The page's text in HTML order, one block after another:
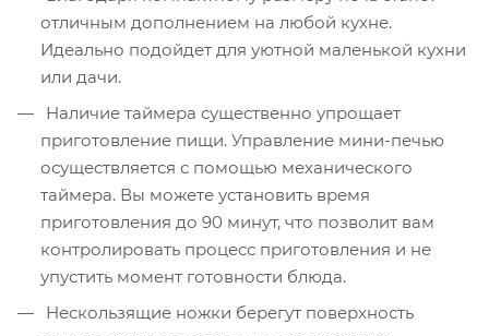
отличным дополнением на любой кухне.
Идеально подойдет для уютной маленькой кухни
или дачи.
Наличие таймера существенно упрощает
приготовление пищи. Управление мини-печью
осуществляется с помощью механического
таймера. Вы можете установить время
приготовления до 90 минут, что позволит вам
контролировать процесс приготовления и не
упустить момент готовности блюда.
Нескользящие ножки берегут поверхность